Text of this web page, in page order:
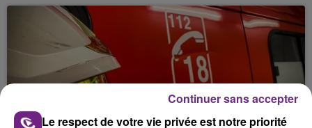
Le respect de votre vie privée est notre priorité
Continuer sans accepter